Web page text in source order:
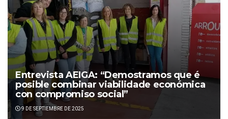
Entrevista AEIGA: “Demostramos que é
posible combinar viabilidade económica
con compromiso social”
9 DE SEPTIEMBRE DE 2025